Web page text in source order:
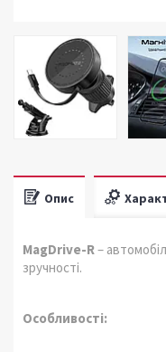
Опис
MagDrive-R–
зручності.
Особливості: